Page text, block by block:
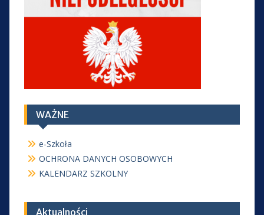
WAŻNE
e-Szkoła
OCHRONA DANYCH OSOBOWYCH
KALENDARZ SZKOLNY
Aktualności